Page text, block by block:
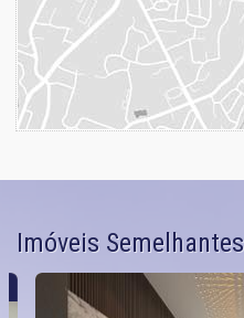
Imóveis Semelhantes